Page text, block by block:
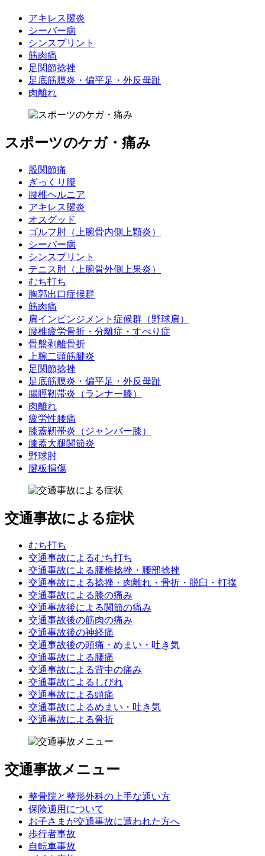
アキレス腱炎
シーバー病
シンスプリント
筋肉痛
足関節捻挫
足底筋膜炎・偏平足・外反母趾
肉離れ
スポーツのケガ・痛み
股関節痛
ぎっくり腰
腰椎ヘルニア
アキレス腱炎
オスグッド
ゴルフ肘（上腕骨内側上顆炎）
シーバー病
シンスプリント
テニス肘（上腕骨外側上果炎）
むち打ち
胸郭出口症候群
筋肉痛
肩インピンジメント症候群（野球肩）
腰椎疲労骨折・分離症・すべり症
骨盤剥離骨折
上腕二頭筋腱炎
足関節捻挫
足底筋膜炎・偏平足・外反母趾
腸脛靭帯炎（ランナー膝）
肉離れ
疲労性腰痛
膝蓋靭帯炎（ジャンパー膝）
膝蓋大腿関節炎
野球肘
腱板損傷
交通事故による症状
むち打ち
交通事故によるむち打ち
交通事故による腰椎捻挫・腰部捻挫
交通事故による捻挫・肉離れ・骨折・脱臼・打撲
交通事故による膝の痛み
交通事故後による関節の痛み
交通事故後の筋肉の痛み
交通事故後の神経痛
交通事故後の頭痛・めまい・吐き気
交通事故による腰痛
交通事故による背中の痛み
交通事故によるしびれ
交通事故による頭痛
交通事故によるめまい・吐き気
交通事故による骨折
交通事故メニュー
整骨院と整形外科の上手な通い方
保険適用について
お子さまが交通事故に遭われた方へ
歩行者事故
自転車事故